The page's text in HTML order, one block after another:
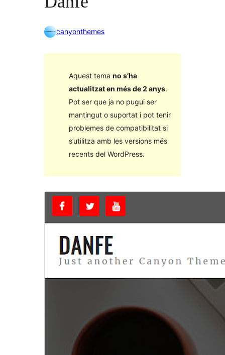
canyonthemes
Aquest tema no s’ha
actualitzat en més de 2 anys.
Pot ser que ja no pugui ser
mantingut o suportat i pot tenir
problemes de compatibilitat si
s’utilitza amb les versions més
recents del WordPress.